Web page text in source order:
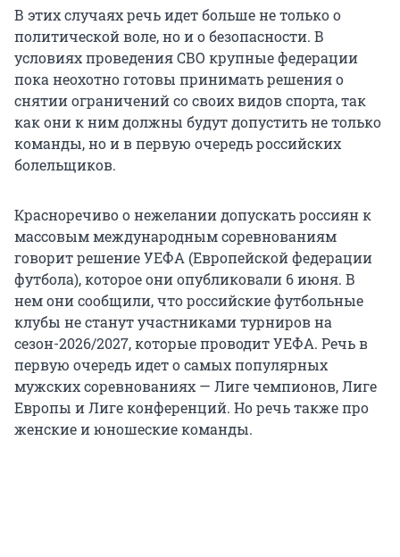
В этих случаях речь идет больше не только о
политической воле, но и о безопасности. В
условиях проведения СВО крупные федерации
пока неохотно готовы принимать решения о
снятии ограничений со своих видов спорта, так
как они к ним должны будут допустить не только
команды, но и в первую очередь российских
болельщиков.
Красноречиво о нежелании допускать россиян к
массовым международным соревнованиям
говорит решение УЕФА (Европейской федерации
футбола), которое они опубликовали 6 июня. В
нем они сообщили, что российские футбольные
клубы не станут участниками турниров на
сезон-2026/2027, которые проводит УЕФА. Речь в
первую очередь идет о самых популярных
мужских соревнованиях — Лиге чемпионов, Лиге
Европы и Лиге конференций. Но речь также про
женские и юношеские команды.